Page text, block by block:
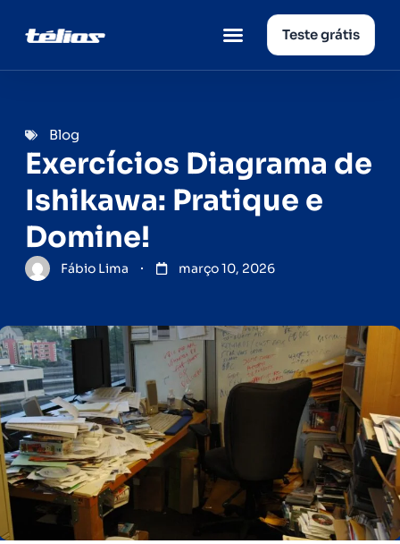
Teste grátis
Blog
Exercícios Diagrama de
Ishikawa: Pratique e
Domine!
Fábio Lima março 10, 2026